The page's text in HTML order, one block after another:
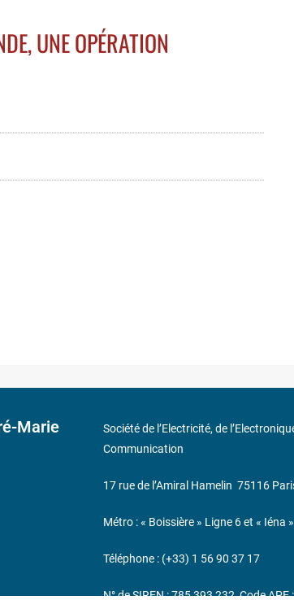
UNE OPÉRATION
Marie
Société de l’Electricité, de
Communication
17 rue de l’Amiral Hamelin 75116
Métro : « Boissière » Ligne 6 et « Iéna
Téléphone : (+33) 1 56 90 37 17
N° de SIREN : 785 393 232, Code